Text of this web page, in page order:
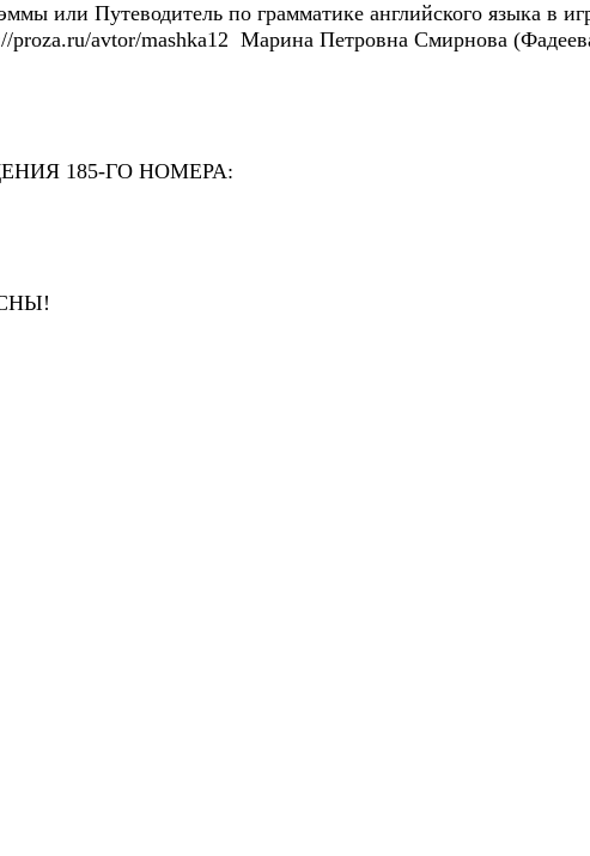
Путеводитель по грамматике английского языка в
proza.ru/avtor/mashka12 Марина Петровна Смирнова
185-ГО НОМЕРА: